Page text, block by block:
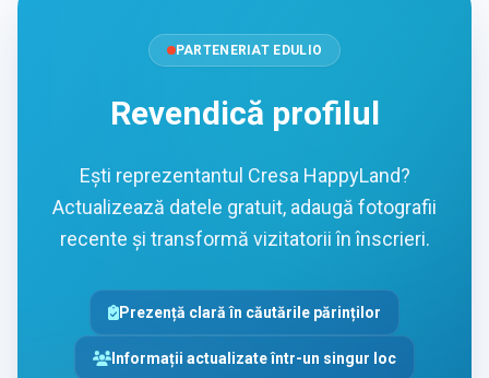
PARTENERIAT EDULIO
Revendică profilul
Ești reprezentantul Cresa HappyLand?
Actualizează datele gratuit, adaugă fotografii
recente și transformă vizitatorii în înscrieri.
Prezență clară în căutările părinților
Informații actualizate într-un singur loc